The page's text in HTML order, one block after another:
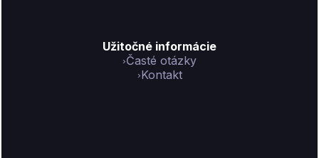
Užitočné informácie
Časté otázky
Kontakt